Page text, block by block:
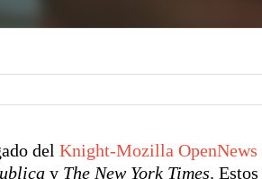
delKnight-Mozilla OpenNews
y The New York Times.